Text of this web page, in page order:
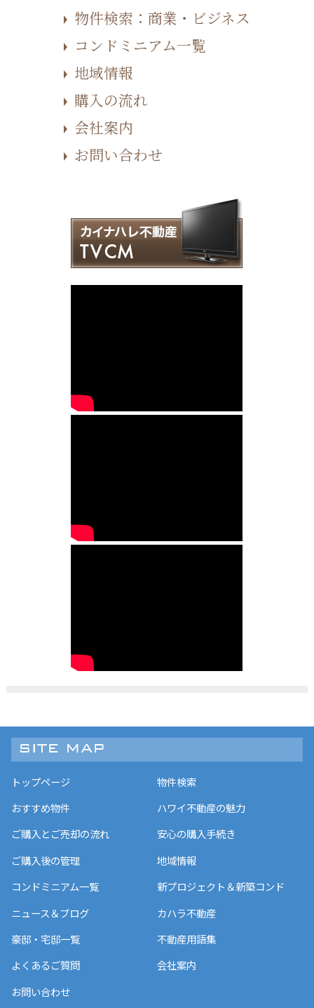
物件検索：商業・ビジネス
コンドミニアム一覧
地域情報
購入の流れ
会社案内
お問い合わせ
トップページ
物件検索
おすすめ物件
ハワイ不動産の魅力
ご購入とご売却の流れ
安心の購入手続き
ご購入後の管理
地域情報
コンドミニアム一覧
新プロジェクト＆新築コンド
ニュース＆ブログ
カハラ不動産
豪邸・宅邸一覧
不動産用語集
よくあるご質問
会社案内
お問い合わせ